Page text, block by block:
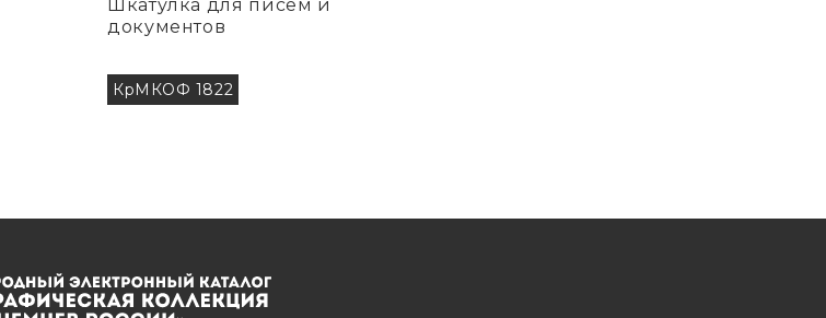
Шкатулка для писем и
документов
КрМКОФ 1822